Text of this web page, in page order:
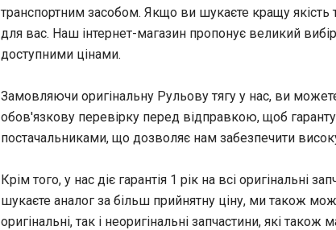
транспортним засобом. Якщо ви шукаєте кращу якість
для вас. Наш інтернет-магазин пропонує великий
доступними цінами.
Замовляючи оригінальну Рульову тягу у нас, ви
обов'язкову перевірку перед відправкою, щоб
постачальниками, що дозволяє нам забезпечити
Крім того, у нас діє гарантія 1 рік на всі оригінальні
шукаєте аналог за більш прийнятну ціну, ми також
оригінальні, так і неоригінальні запчастини, які також